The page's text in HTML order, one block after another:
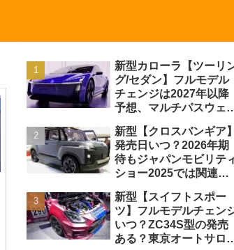
新型カローラ【ツーリ
グ/セダン】フルモデル
チェンジは2027年以降
予想、マルチパスウェ
BEVからの派生で新開発
小型エンジン搭載の
HEV/PHEV、ギガキャ
ストの採用は無しか【ト
ヨタ最新情報】60周年記
念車発売
新型【クロスバンギア】
発売日いつ？2026年期
待もジャパンモビリテ
ショー2025では関連モ
最新情報】ベース車ノ
ア/ヴォクシーの台湾生
産開始に注目、「ギア」
のほか「コア」と「ツ
新型【スイフトスポー
ツ】フルモデルチェン
いつ？ZC34S型の発売
ある？東京オートサロ